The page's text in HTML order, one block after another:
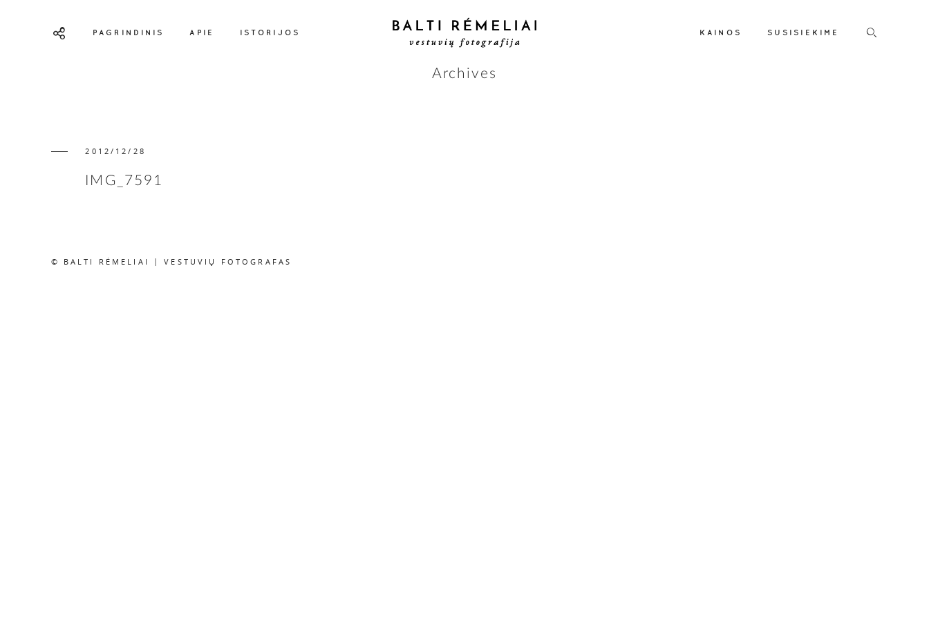
PAGRINDINIS APIE ISTORIJOS KAINOS SUSISIEKIME
Archives
2012/12/28
IMG_7591
© BALTI RĖMELIAI | VESTUVIŲ FOTOGRAFAS